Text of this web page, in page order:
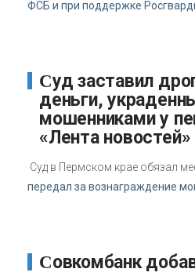
ФСБ и при поддержке
Суд заставил дроппера вернуть
деньги,
мошенниками у
«Лента новостей»
Суд в Пермском крае обязал
передал за вознаграждение
Совкомбанк добавляет новый